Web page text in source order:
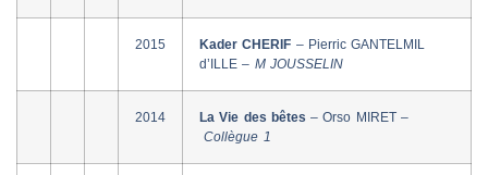
2015 Kader CHERIF – Pierric GANTELMIL
d’ILLE – M JOUSSELIN
2014 La Vie des bêtes– Orso MIRET –
Collègue 1